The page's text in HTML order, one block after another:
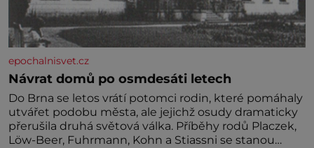
epochalnisvet.cz
Návrat domů po osmdesáti letech
Do Brna se letos vrátí potomci rodin, které pomáhaly
utvářet podobu města, ale jejichž osudy dramaticky
přerušila druhá světová válka. Příběhy rodů Placzek,
Löw-Beer, Fuhrmann, Kohn a Stiassni se stanou